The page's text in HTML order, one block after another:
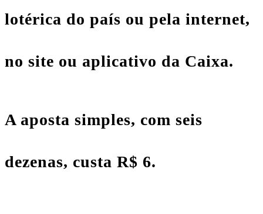
lotérica do país ou pela internet,
no site ou aplicativo da Caixa.
A aposta simples, com seis
dezenas, custa R$ 6.